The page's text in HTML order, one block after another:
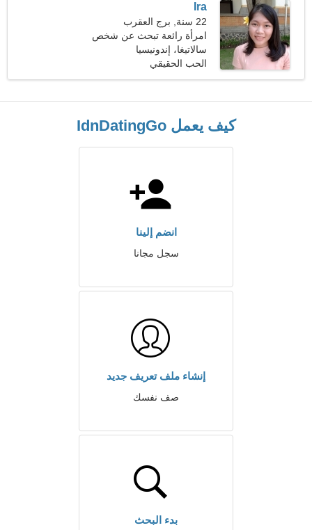
Ira
22 سنة, برج العقرب
امرأة رائعة تبحث عن شخص
مثلك
سالاتيغا، إندونيسيا
الحب الحقيقي
كيف يعمل IdnDatingGo
انضم إلينا
سجل مجانا
إنشاء ملف تعريف جديد
صف نفسك
بدء البحث